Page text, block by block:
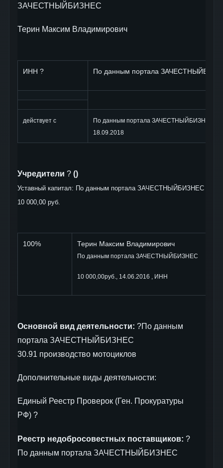
ЗАЧЕСТНЫЙБИЗНЕС
Терин Максим Владимирович
ИНН ? По данным портала
действует с
По данным портала ЗАЧЕСТНЫЙБИЗНЕС
18.09.2018
Учредители ? ()
Уставный капитал: По данным портала ЗАЧЕСТНЫЙБИЗНЕС
10 000,00 руб.
100% Терин Максим Владимирович
По данным портала ЗАЧЕСТНЫЙБИЗНЕС
10 000,00руб., 14.06.2016 , ИНН
Основной вид деятельности: ?По данным
портала ЗАЧЕСТНЫЙБИЗНЕС
30.91 производство мотоциклов
Дополнительные виды деятельности:
Единый Реестр Проверок (Ген. Прокуратуры
РФ) ?
Реестр недобросовестных поставщиков: ?
По данным портала ЗАЧЕСТНЫЙБИЗНЕС